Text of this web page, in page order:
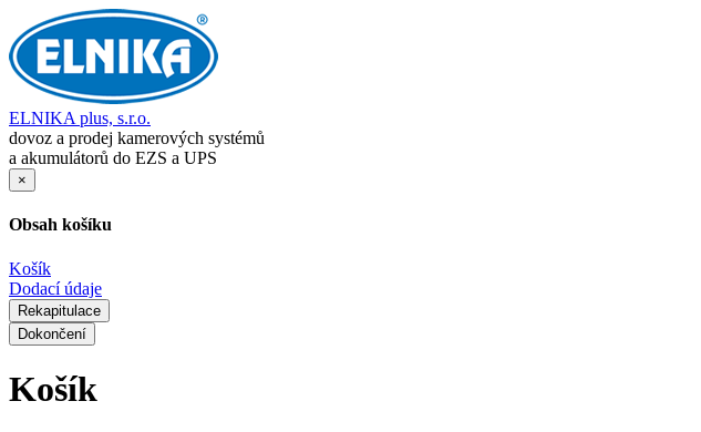
ELNIKA plus, s.r.o.
dovoz a prodej kamerových systémů
a akumulátorů do EZS a UPS
×
Obsah košíku
Košík
Dodací údaje
Rekapitulace
Dokončení
Košík